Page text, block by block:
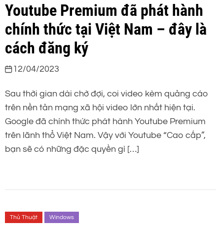
Youtube Premium đã phát hành
chính thức tại Việt Nam – đây là
cách đăng ký
12/04/2023
Sau thời gian dài chờ đợi, coi video kèm quảng cáo
trên nền tản mạng xã hội video lớn nhất hiện tại.
Google đã chính thức phát hành Youtube Premium
trên lãnh thổ Việt Nam. Vậy với Youtube “Cao cấp”,
bạn sẽ có những đặc quyền gì […]
Thủ Thuật Windows